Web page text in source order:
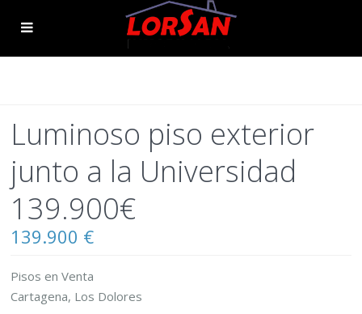
Luminoso piso exterior
junto a la Universidad
139.900€
139.900 €
Pisos en Venta
Cartagena, Los Dolores